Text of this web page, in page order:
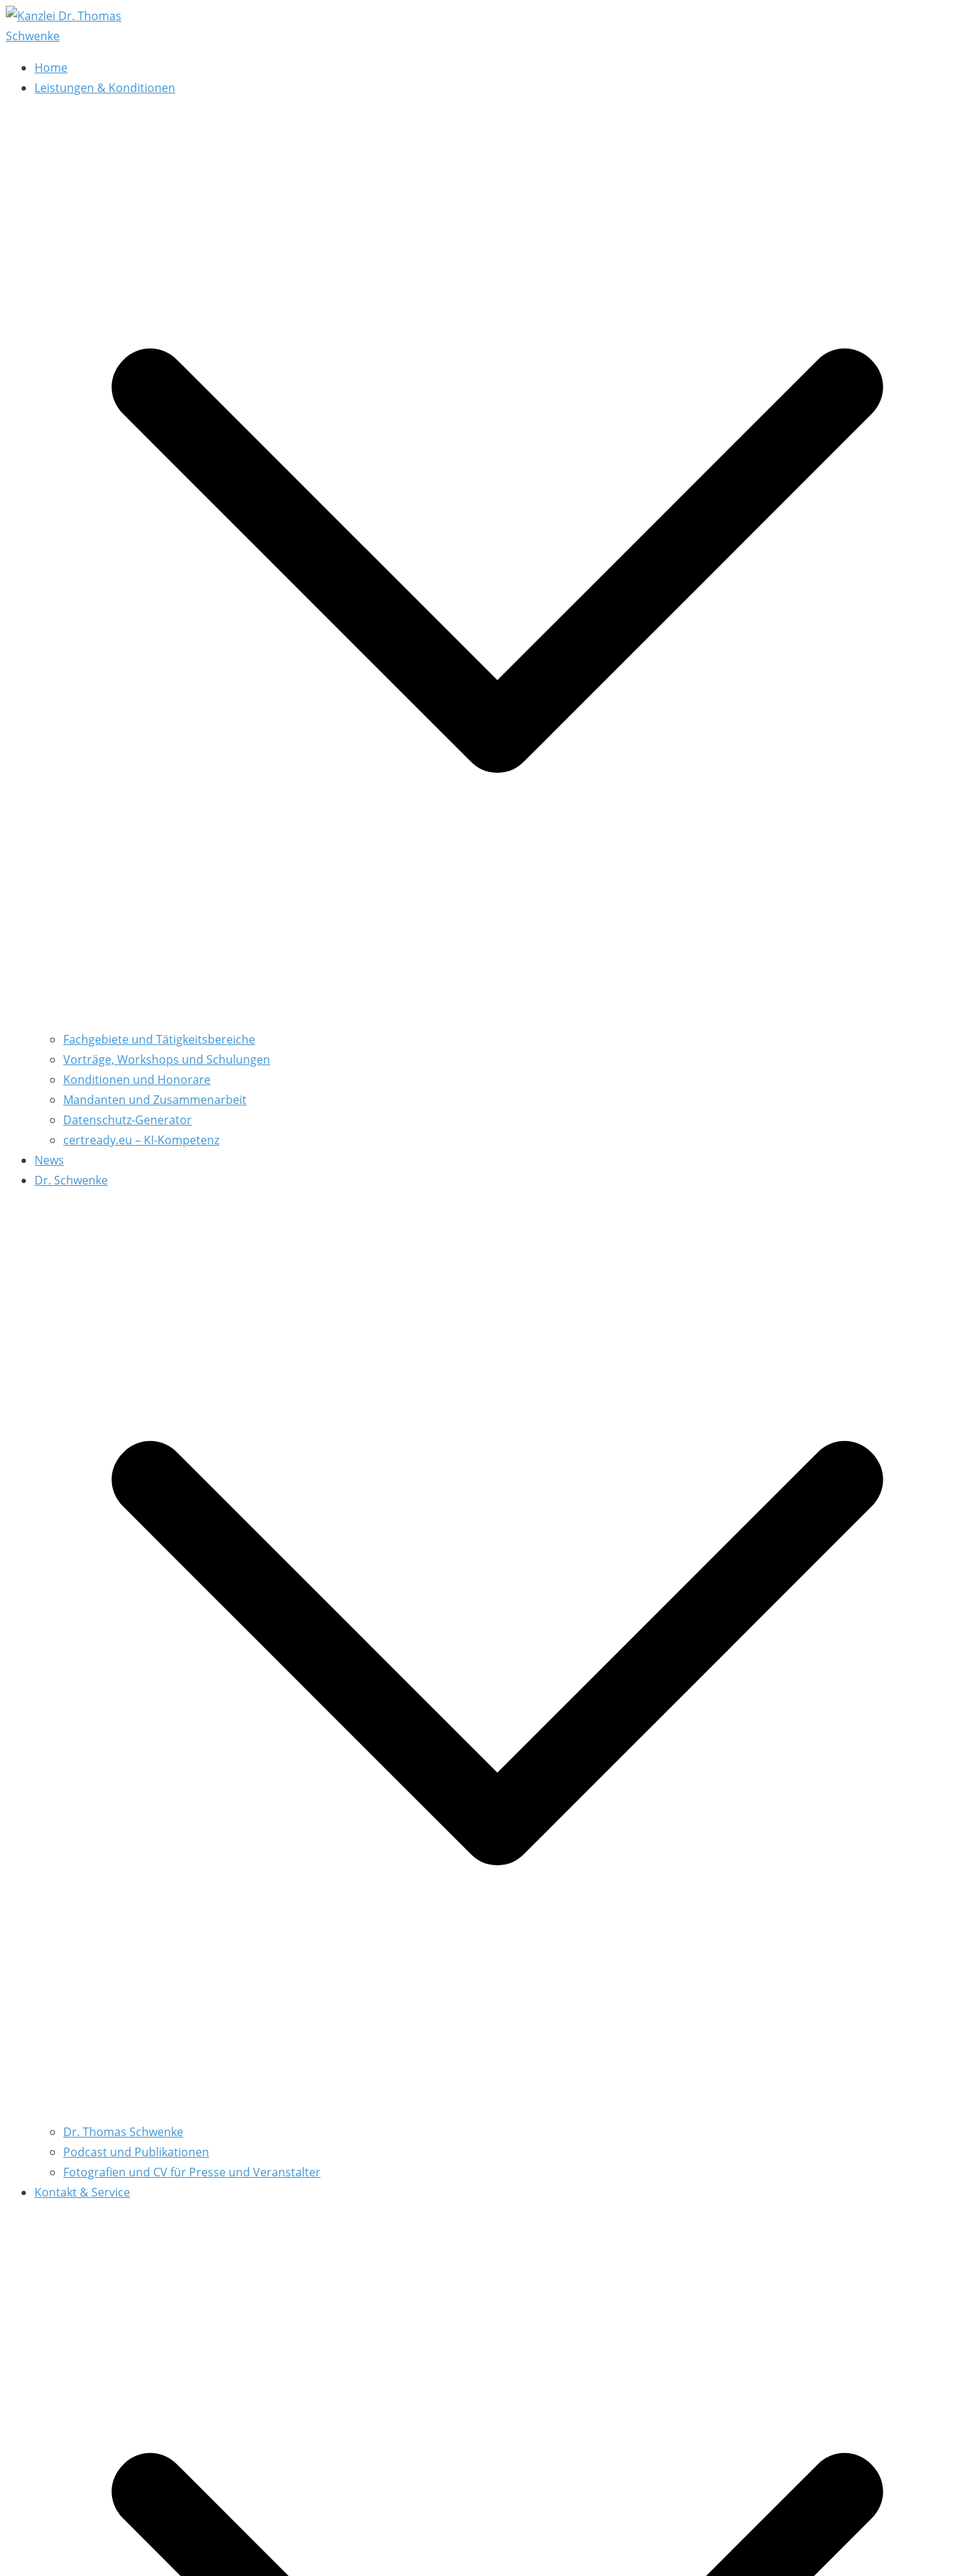
Zum
Inhalt
Kanzlei Dr. Thomas Schwenke
Rechtsberatung für Datenschutz, Social Media, Marketing, E-Commerce & AGB & Verträge
Home
Leistungen & Konditionen
Fachgebiete und Tätigkeitsbereiche
Vorträge, Workshops und Schulungen
Konditionen und Honorare
Mandanten und Zusammenarbeit
Datenschutz-Generator
certready.eu – KI-Kompetenz
News
Dr. Schwenke
Dr. Thomas Schwenke
Podcast und Publikationen
Fotografien und CV für Presse und Veranstalter
Kontakt & Service